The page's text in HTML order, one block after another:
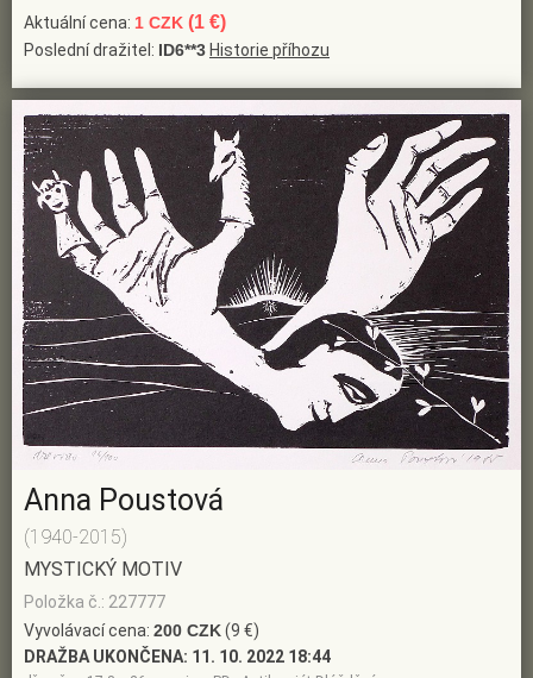
Aktuální cena: 1 CZK (1 €)
Poslední dražitel: ID6**3 Historie příhozu
Anna Poustová
(1940-2015)
MYSTICKÝ MOTIV
Položka č.: 227777
Vyvolávací cena: 200 CZK(9 €)
DRAŽBA UKONČENA: 11. 10. 2022 18:44